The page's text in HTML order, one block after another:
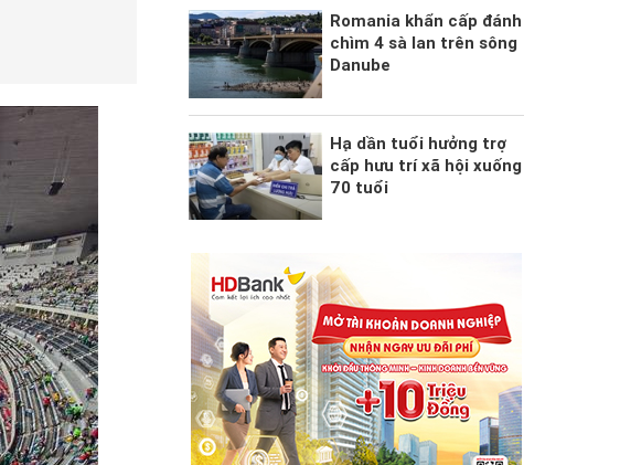
Romania khẩn cấp đánh
chìm 4 sà lan trên sông
Danube
Hạ dần tuổi hưởng trợ
cấp hưu trí xã hội xuống
70 tuổi